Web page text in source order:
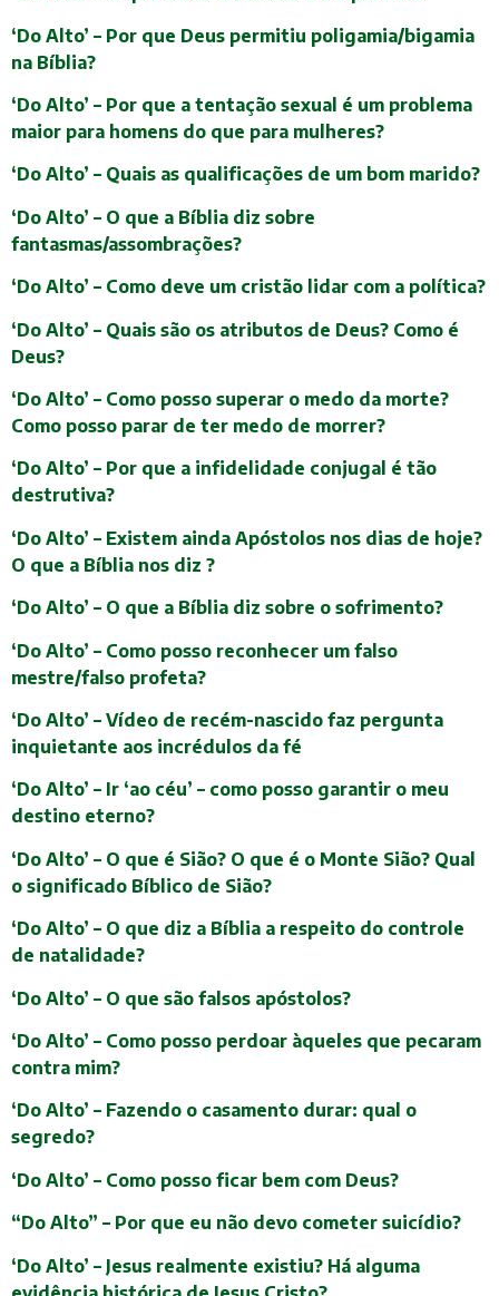
‘Do Alto’ – Por que Deus permitiu poligamia/bigamia
na Bíblia?
‘Do Alto’ – Por que a tentação sexual é um problema
maior para homens do que para mulheres?
‘Do Alto’ – Quais as qualificações de um bom marido?
‘Do Alto’ – O que a Bíblia diz sobre
fantasmas/assombrações?
‘Do Alto’ – Como deve um cristão lidar com a política?
‘Do Alto’ – Quais são os atributos de Deus? Como é
Deus?
‘Do Alto’ – Como posso superar o medo da morte?
Como posso parar de ter medo de morrer?
‘Do Alto’ – Por que a infidelidade conjugal é tão
destrutiva?
‘Do Alto’ – Existem ainda Apóstolos nos dias de hoje?
O que a Bíblia nos diz ?
‘Do Alto’ – O que a Bíblia diz sobre o sofrimento?
‘Do Alto’ – Como posso reconhecer um falso
mestre/falso profeta?
‘Do Alto’ – Vídeo de recém-nascido faz pergunta
inquietante aos incrédulos da fé
‘Do Alto’ – Ir ‘ao céu’ – como posso garantir o meu
destino eterno?
‘Do Alto’ – O que é Sião? O que é o Monte Sião? Qual
o significado Bíblico de Sião?
‘Do Alto’ – O que diz a Bíblia a respeito do controle
de natalidade?
‘Do Alto’ – O que são falsos apóstolos?
‘Do Alto’ – Como posso perdoar àqueles que pecaram
contra mim?
‘Do Alto’ – Fazendo o casamento durar: qual o
segredo?
‘Do Alto’ – Como posso ficar bem com Deus?
“Do Alto” – Por que eu não devo cometer suicídio?
‘Do Alto’ – Jesus realmente existiu? Há alguma